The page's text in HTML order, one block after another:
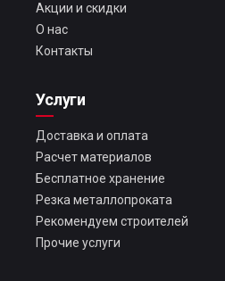
Акции и скидки
О нас
Контакты
Услуги
Доставка и оплата
Расчет материалов
Бесплатное хранение
Резка металлопроката
Рекомендуем строителей
Прочие услуги